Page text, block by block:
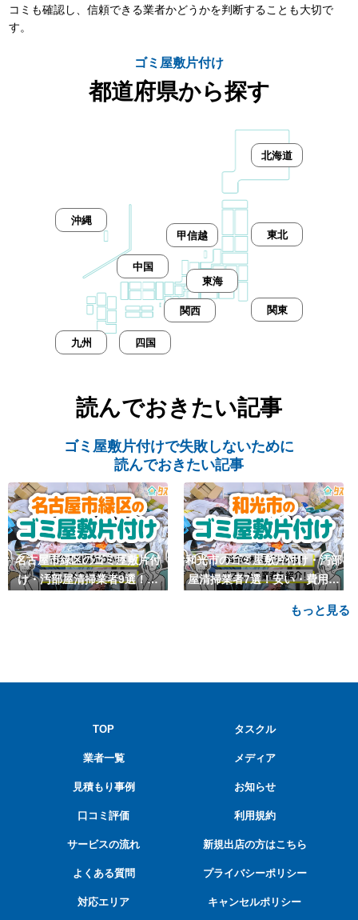
コミも確認し、信頼できる業者かどうかを判断することも大切で
す。
ゴミ屋敷片付け
都道府県から探す
北海道
東北
甲信越
東海
関東
関西
中国
四国
九州
沖縄
読んでおきたい記事
ゴミ屋敷片付けで失敗しないために
読んでおきたい記事
名古屋市緑区のゴミ屋敷片付
け・汚部屋清掃業者9選！安
和光市のゴミ屋敷片付け・汚部
屋清掃業者7選！安い・費用相
もっと見る
TOP
業者一覧
見積もり事例
口コミ評価
サービスの流れ
よくある質問
対応エリア
タスクル
メディア
お知らせ
利用規約
新規出店の方はこちら
プライバシーポリシー
キャンセルポリシー